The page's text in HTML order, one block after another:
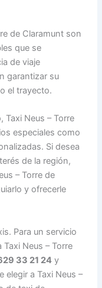
de Claramunt son
que se
de viaje
garantizar su
el trayecto.
Taxi Neus – Torre
especiales como
Si desea
de la región,
– Torre de
y ofrecerle
Para un servicio
Neus – Torre
33 21 24 y
elegir a Taxi Neus –